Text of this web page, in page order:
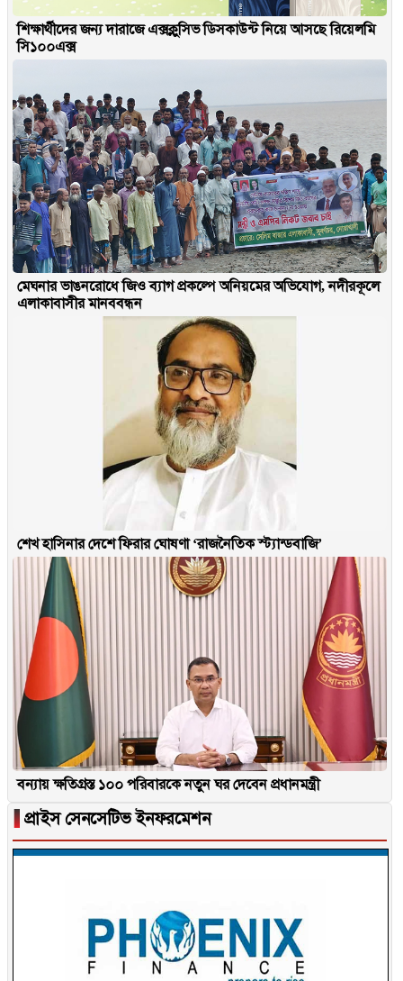
শিক্ষার্থীদের জন্য দারাজে এক্সক্লুসিভ ডিসকাউন্ট নিয়ে আসছে রিয়েলমি
সি১০০এক্স
মেঘনার ভাঙনরোধে জিও ব্যাগ প্রকল্পে অনিয়মের অভিযোগ, নদীরকূলে
এলাকাবাসীর মানববন্ধন
শেখ হাসিনার দেশে ফিরার ঘোষণা ‘রাজনৈতিক স্ট্যান্ডবাজি’
বন্যায় ক্ষতিগ্রস্ত ১০০ পরিবারকে নতুন ঘর দেবেন প্রধানমন্ত্রী
▐ প্রাইস সেনসেটিভ ইনফরমেশন